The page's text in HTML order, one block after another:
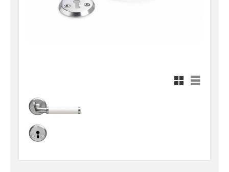
Rutnätsvy
Listvy